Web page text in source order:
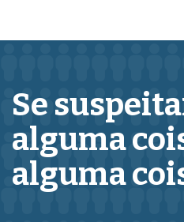
Se
alguma
alguma